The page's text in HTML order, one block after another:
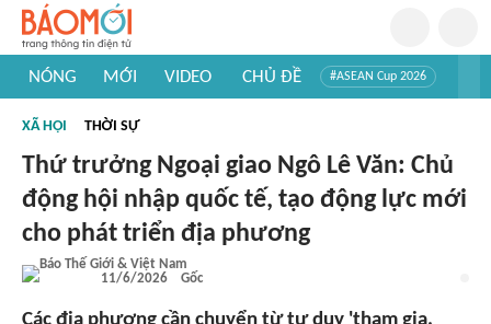
NÓNG MỚI VIDEO CHỦ ĐỀ #ASEAN Cup 2026
#Khám phá thế giới
XÃ HỘI THỜI SỰ
Thứ trưởng Ngoại giao Ngô Lê Văn: Chủ
động hội nhập quốc tế, tạo động lực mới
cho phát triển địa phương
11/6/2026 Gốc